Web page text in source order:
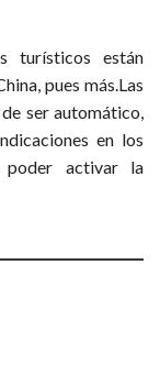
turísticos están
pues más.Las
ser automático,
en los
activar la